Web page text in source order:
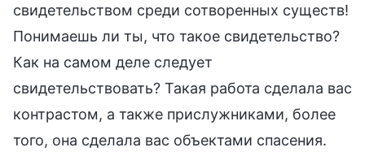
свидетельством среди сотворенных существ!
Понимаешь ли ты, что такое свидетельство?
Как на самом деле следует
свидетельствовать? Такая работа сделала вас
контрастом, а также прислужниками, более
того, она сделала вас объектами спасения.